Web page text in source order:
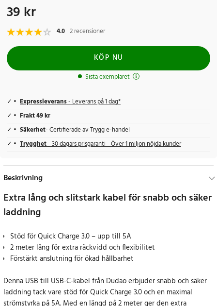
Pris: 39 kr
39 kr
4.0 2 recensioner
KÖP NU
Sista exemplaret
Expressleverans- Leverans på 1 dag*
Frakt 49 kr
Säkerhet- Certifierade av Trygg e-handel
Trygghet- 30 dagars prisgaranti - Över 1 miljon nöjda kunder
Beskrivning
Extra lång och slitstark kabel för snabb och säker
laddning
Stöd för Quick Charge 3.0 – upp till 5A
2 meter lång för extra räckvidd och flexibilitet
Förstärkt anslutning för ökad hållbarhet
Denna USB till USB-C-kabel från Dudao erbjuder snabb och säker
laddning tack vare stöd för Quick Charge 3.0 och en maximal
strömstyrka på 5A. Med en längd på 2 meter ger den extra